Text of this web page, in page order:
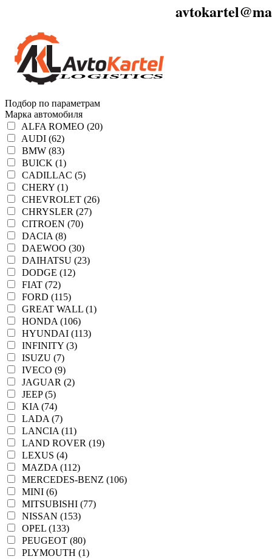
Подбор по параметрам
Марка автомобиля
ALFA ROMEO (20)
AUDI (62)
BMW (83)
BUICK (1)
CADILLAC (5)
CHERY (1)
CHEVROLET (26)
CHRYSLER (27)
CITROEN (70)
DACIA (8)
DAEWOO (30)
DAIHATSU (23)
DODGE (12)
FIAT (72)
FORD (115)
GREAT WALL (1)
HONDA (106)
HYUNDAI (113)
INFINITY (3)
ISUZU (7)
IVECO (9)
JAGUAR (2)
JEEP (5)
KIA (74)
LADA (7)
LANCIA (11)
LAND ROVER (19)
LEXUS (4)
MAZDA (112)
MERCEDES-BENZ (106)
MINI (6)
MITSUBISHI (77)
NISSAN (153)
OPEL (133)
PEUGEOT (80)
PLYMOUTH (1)